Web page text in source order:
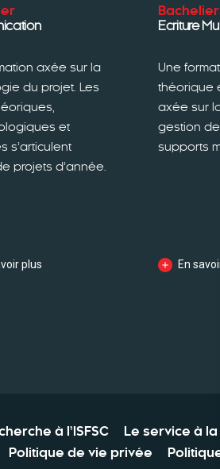
axée sur la
du projet. Les
et
s’articulent
projets d’année.
plus
Bachelier
Ecriture
Une
théorique
axée sur
gestion
supports
En
à l’ISFSC Le service à la
Politique de vie privée